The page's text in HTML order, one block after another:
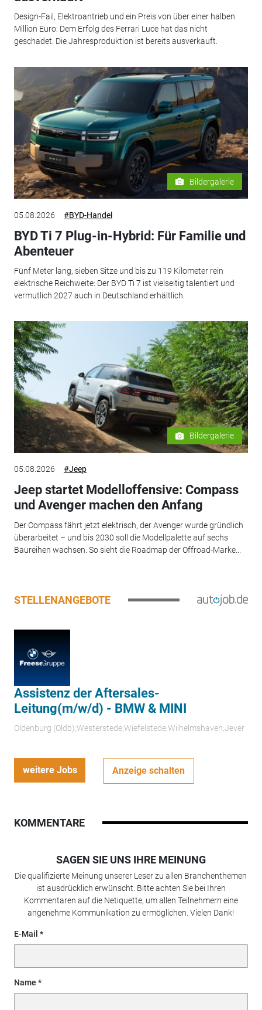
Design-Fail, Elektroantrieb und ein Preis von über einer halben
Million Euro: Dem Erfolg des Ferrari Luce hat das nicht
geschadet. Die Jahresproduktion ist bereits ausverkauft.
Bildergalerie
05.08.2026 #BYD-Handel
BYD Ti 7 Plug-in-Hybrid: Für Familie und
Abenteuer
Fünf Meter lang, sieben Sitze und bis zu 119 Kilometer rein
elektrische Reichweite: Der BYD Ti 7 ist vielseitig talentiert und
vermutlich 2027 auch in Deutschland erhältlich.
Bildergalerie
05.08.2026 #Jeep
Jeep startet Modelloffensive: Compass
und Avenger machen den Anfang
Der Compass fährt jetzt elektrisch, der Avenger wurde gründlich
überarbeitet – und bis 2030 soll die Modellpalette auf sechs
Baureihen wachsen. So sieht die Roadmap der Offroad-Marke...
STELLENANGEBOTE
Assistenz der Aftersales-
Leitung(m/w/d) - BMW & MINI
Oldenburg (Oldb);Westerstede;Wiefelstede;Wilhelmshaven;Jever
weitere Jobs Anzeige schalten
KOMMENTARE
SAGEN SIE UNS IHRE MEINUNG
Die qualifizierte Meinung unserer Leser zu allen Branchenthemen
ist ausdrücklich erwünscht. Bitte achten Sie bei Ihren
Kommentaren auf die Netiquette, um allen Teilnehmern eine
angenehme Kommunikation zu ermöglichen. Vielen Dank!
E-Mail
Name